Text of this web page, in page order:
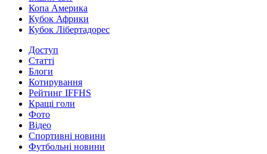
Копа Америка
Кубок Африки
Кубок Лібертадорес
Доступ
Статті
Блоги
Котирування
Рейтинг IFFHS
Кращі голи
Фото
Відео
Спортивні новини
Футбольні новини